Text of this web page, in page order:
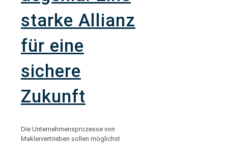
starke Allianz
für eine
sichere
Zukunft
Die Unternehmensprozesse von
Maklervertrieben sollen möglichst